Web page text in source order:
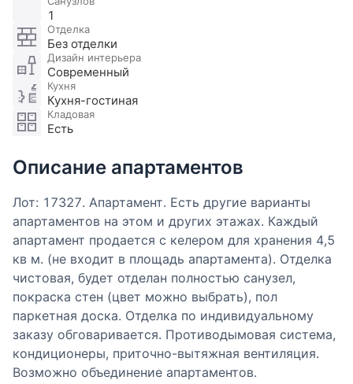
1
Отделка
Без отделки
Дизайн интерьера
Современный
Кухня
Кухня-гостиная
Кладовая
Есть
Описание апартаментов
Лот: 17327. Апартамент. Есть другие варианты
апартаментов на этом и других этажах. Каждый
апартамент продается с келером для хранения 4,5
кв м. (не входит в площадь апартамента). Отделка
чистовая, будет отделан полностью санузел,
покраска стен (цвет можно выбрать), пол
паркетная доска. Отделка по индивидуальному
заказу обговаривается. Противодымовая система,
кондиционеры, приточно-вытяжная вентиляция.
Возможно объединение апартаментов.